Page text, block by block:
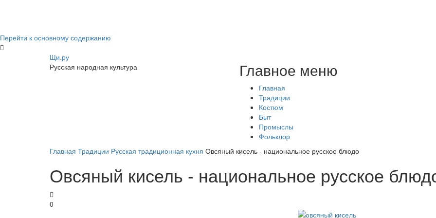
Перейти к основному содержанию
Щи.ру
Русская народная культура
Главное меню
Главная
Традиции
Костюм
Быт
Промыслы
Фольклор
Главная Традиции Русская традиционная кухня Овсяный кисель - национальное русское блюдо
Овсяный кисель - национальное русское
0